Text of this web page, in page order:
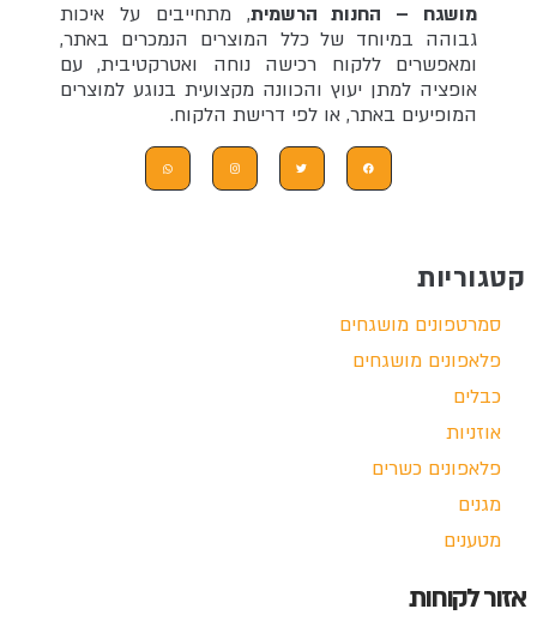
מושגח – החנות הרשמית, מתחייבים על איכות
גבוהה במיוחד של כלל המוצרים הנמכרים באתר,
ומאפשרים ללקוח רכישה נוחה ואטרקטיבית, עם
אופציה למתן יעוץ והכוונה מקצועית בנוגע למוצרים
המופיעים באתר, או לפי דרישת הלקוח.
קטגוריות
סמרטפונים מושגחים
פלאפונים מושגחים
כבלים
אוזניות
פלאפונים כשרים
מגנים
מטענים
אזור לקוחות